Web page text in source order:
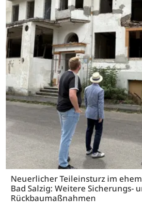
Neuerlicher Teileinsturz im
Bad Salzig: Weitere Sicherungs-
Rückbaumaßnahmen